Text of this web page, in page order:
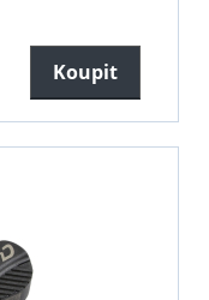
Koupit